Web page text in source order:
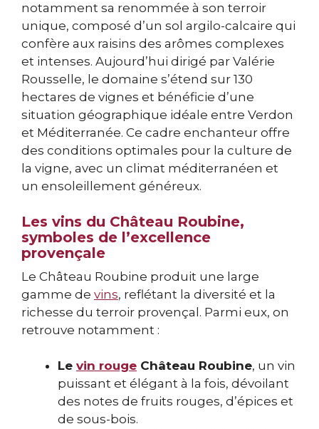
notamment sa renommée à son terroir
unique, composé d’un sol argilo-calcaire qui
confère aux raisins des arômes complexes
et intenses. Aujourd’hui dirigé par Valérie
Rousselle, le domaine s’étend sur 130
hectares de vignes et bénéficie d’une
situation géographique idéale entre Verdon
et Méditerranée. Ce cadre enchanteur offre
des conditions optimales pour la culture de
la vigne, avec un climat méditerranéen et
un ensoleillement généreux.
Les vins du Château Roubine,
symboles de l’excellence
provençale
Le Château Roubine produit une large
gamme de vins, reflétant la diversité et la
richesse du terroir provençal. Parmi eux, on
retrouve notamment :
Le vin rouge Château Roubine, un vin
puissant et élégant à la fois, dévoilant
des notes de fruits rouges, d’épices et
de sous-bois.